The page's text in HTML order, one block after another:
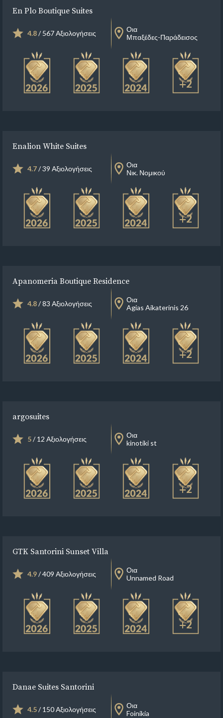
En Plo Boutique Suites
4.8/ 567 Αξιολογήσεις
Οια
Μπαξέδες-Παράδεισος
+2
Enalion White Suites
4.7/ 39 Αξιολογήσεις
Οια
Νικ. Νομικού
+2
Apanomeria Boutique Residence
4.8/ 83 Αξιολογήσεις
Οια
Agias Aikaterinis 26
+2
argosuites
5/ 12 Αξιολογήσεις
Οια
kinotiki st
+2
GTK Santorini Sunset Villa
4.9/ 409 Αξιολογήσεις
Οια
Unnamed Road
+2
Danae Suites Santorini
4.5/ 150 Αξιολογήσεις
Οια
Foinikia